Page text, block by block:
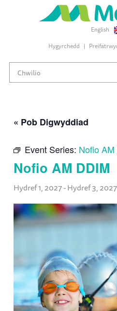
English
Hygyrchedd
« Pob Digwyddiad
Event Series: Nofio
Nofio AM DDIM
Hydref 1, 2027-Hydref 3, 2027